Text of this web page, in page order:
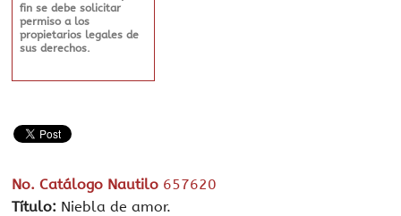
fin se debe solicitar
permiso a los
propietarios legales de
sus derechos.
No. Catálogo Nautilo 657620
Título: Niebla de amor.